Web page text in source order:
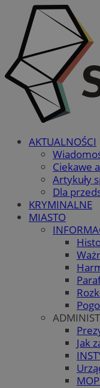
AKTUALNOŚCI
Ciekawe
Artykuły
Dla
KRYMINALNE
MIASTO
Jak